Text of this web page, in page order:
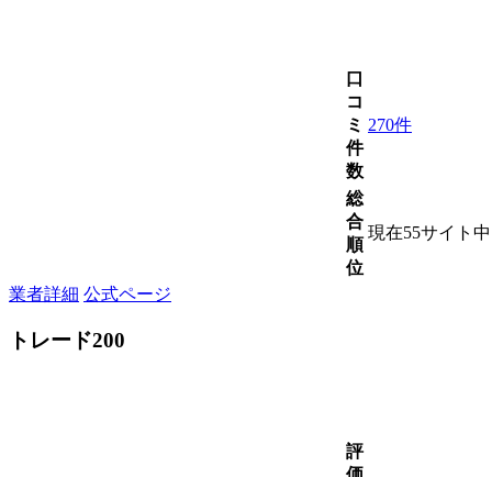
口
コ
ミ
件
数
270件
総
合
順
位
現在55サイト
業者詳細 公式ページ
トレード200
評